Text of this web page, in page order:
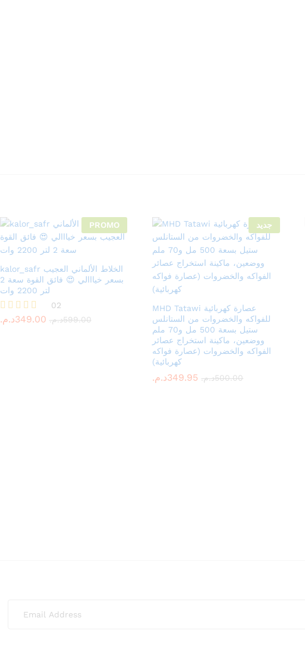
PROMO
kalor_safr الخلاط الألماني العجيب
بسعر خيااالي 😍 فائق القوة سعة 2
لتر 2200 وات
Rated
02
349.00د.م. 599.00د.م.
349.00 د.م. د.م.
جديد
MHD Tatawi عصارة كهربائية
للفواكه والخضروات من الستانلس
ستيل بسعة 500 مل و70 ملم
ووضعين، ماكينة استخراج عصائر
الفواكه والخضروات (عصارة فواكه
كهربائية)
349.95د.م. 500.00د.م. 349.95د.م. 500.00د.م.